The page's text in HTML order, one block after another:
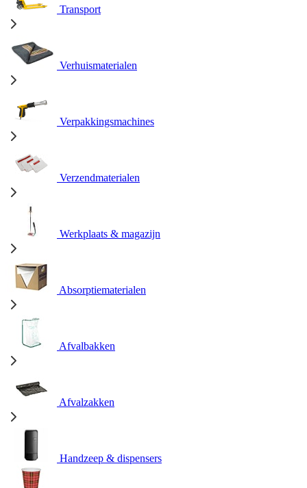
Transport
Verhuismaterialen
Verpakkingsmachines
Verzendmaterialen
Werkplaats & magazijn
Absorptiematerialen
Afvalbakken
Afvalzakken
Handzeep & dispensers